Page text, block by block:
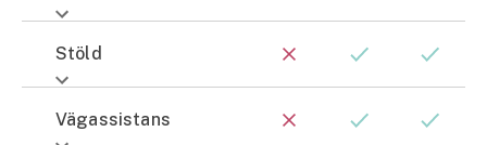
Stöld
Vägassistans